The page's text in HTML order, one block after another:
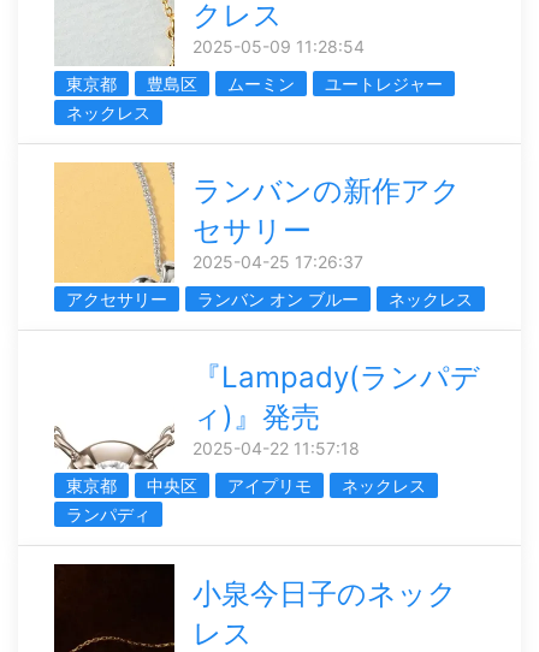
クレス
2025-05-09 11:28:54
東京都
豊島区 ムーミン
ユートレジャー
ネックレス
ランバンの新作アク
セサリー
2025-04-25 17:26:37
アクセサリー
ランバン オン ブルー ネックレス
『Lampady(ランパデ
ィ)』発売
2025-04-22 11:57:18
東京都
中央区 アイプリモ
ネックレス
ランパディ
小泉今日子のネック
レス